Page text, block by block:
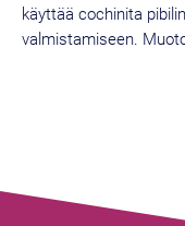
käyttää cochinita
valmistamiseen.